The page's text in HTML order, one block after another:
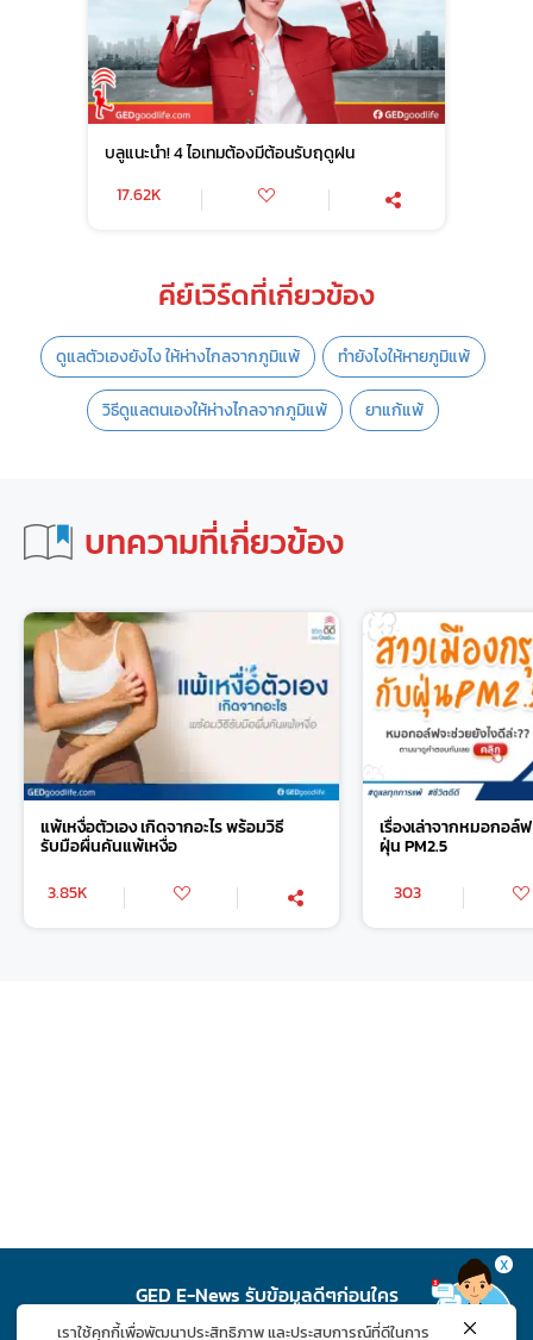
บลูแนะนำ! 4 ไอเทมต้องมีต้อนรับฤดูฝน
17.62K
คีย์เวิร์ดที่เกี่ยวข้อง
ดูแลตัวเองยังไง ให้ห่างไกลจากภูมิแพ้ ทำยังไงให้หายภูมิแพ้
วิธีดูแลตนเองให้ห่างไกลจากภูมิแพ้ ยาแก้แพ้
บทความที่เกี่ยวข้อง
แพ้เหงื่อตัวเอง เกิดจากอะไร พร้อมวิธี
รับมือผื่นคันแพ้เหงื่อ
3.85K
เรื่องเล่าจากหมอกอล์
ฝุ่น PM2.5
303
GED E-News รับข้อมูลดีๆก่อนใคร
X
เราใช้คุกกี้เพื่อพัฒนาประสิทธิภาพ และประสบการณ์ที่ดีในการ